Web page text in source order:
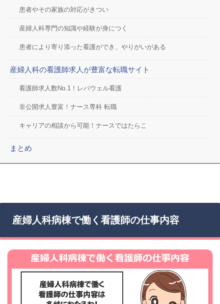
患者やその家族の対応がきつい
産婦人科専門の知識や経験が身につく
患者により寄り添った看護ができ、やりがいがある
産婦人科の看護師求人が豊富な転職サイト
看護師求人数No.1！レバウェル看護
非公開求人豊富！ナース専科 転職
キャリアの相談から可能！ナースではたらこ
まとめ
産婦人科病棟で働く看護師の仕事内容